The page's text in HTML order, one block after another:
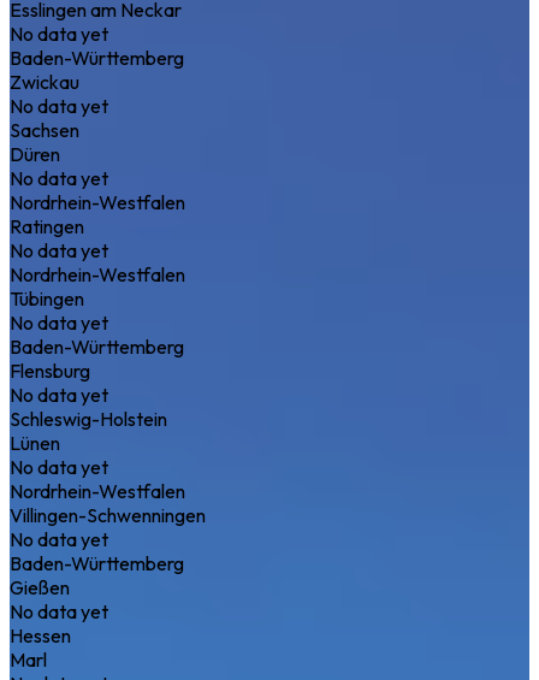
Esslingen am Neckar
No data yet
Baden-Württemberg
Zwickau
No data yet
Sachsen
Düren
No data yet
Nordrhein-Westfalen
Ratingen
No data yet
Nordrhein-Westfalen
Tübingen
No data yet
Baden-Württemberg
Flensburg
No data yet
Schleswig-Holstein
Lünen
No data yet
Nordrhein-Westfalen
Villingen-Schwenningen
No data yet
Baden-Württemberg
Gießen
No data yet
Hessen
Marl